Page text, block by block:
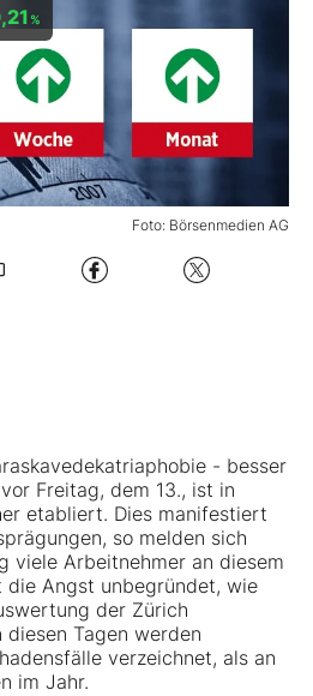
Foto: Börsenmedien AG
%
- besser
Freitag, dem 13., ist in
etabliert. Dies manifestiert
so melden sich
viele Arbeitnehmer an diesem
die Angst unbegründet, wie
der Zürich
Tagen werden
verzeichnet, als an
im Jahr.